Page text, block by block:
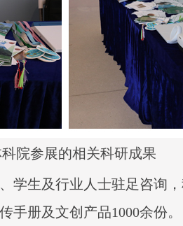
院参展的相关科研成果
学生及行业人士驻足咨询
手册及文创产品1000余份。